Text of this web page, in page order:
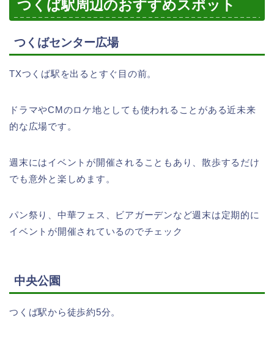
つくば駅周辺のおすすめスポット
つくばセンター広場
TXつくば駅を出るとすぐ目の前。
ドラマやCMのロケ地としても使われることがある近未来
的な広場です。
週末にはイベントが開催されることもあり、散歩するだけ
でも意外と楽しめます。
パン祭り、中華フェス、ビアガーデンなど週末は定期的に
イベントが開催されているのでチェック
中央公園
つくば駅から徒歩約5分。